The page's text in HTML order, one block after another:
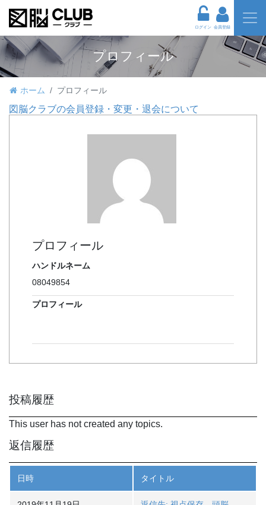
ログイン 会員登録
プロフィール
ホーム プロフィール
図脳クラブの会員登録・変更・退会について
プロフィール
ハンドルネーム
08049854
プロフィール
投稿履歴
This user has not created any topics.
返信履歴
日時 タイトル